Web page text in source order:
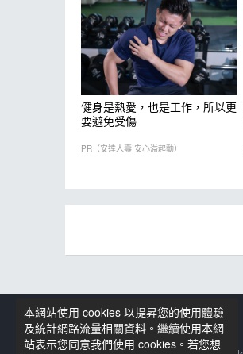
健身是熱愛，也是工作，所以更
要避免受傷
PR（安達人壽 安心溢起動）
本網站使用 cookies 以提昇您的使用體驗
及統計網路流量相關資料。繼續使用本網
站表示您同意我們使用 cookies。若您想
籃球筆記粉絲專頁